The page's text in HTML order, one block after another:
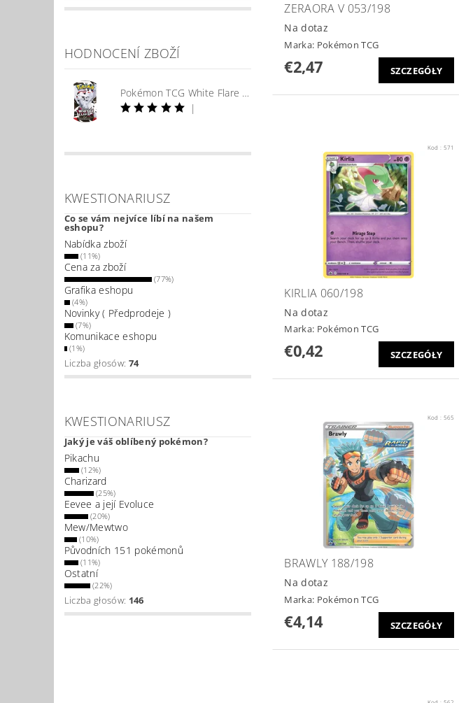
HODNOCENÍ ZBOŽÍ
Pokémon TCG White Flare Booster
|
KWESTIONARIUSZ
Co se vám nejvíce líbí na našem
eshopu?
Nabídka zboží
(11%)
Cena za zboží
(77%)
Grafika eshopu
(4%)
Novinky ( Předprodeje )
(7%)
Komunikace eshopu
(1%)
Liczba głosów: 74
KWESTIONARIUSZ
Jaký je váš oblíbený pokémon?
Pikachu
(12%)
Charizard
(25%)
Eevee a její Evoluce
(20%)
Mew/Mewtwo
(10%)
Původních 151 pokémonů
(11%)
Ostatní
(22%)
Liczba głosów: 146
ZERAORA V 053/198
Na dotaz
Marka: Pokémon TCG
€2,47 SZCZEGÓŁY
Kod : 571
KIRLIA 060/198
Na dotaz
Marka: Pokémon TCG
€0,42 SZCZEGÓŁY
Kod : 565
BRAWLY 188/198
Na dotaz
Marka: Pokémon TCG
€4,14 SZCZEGÓŁY